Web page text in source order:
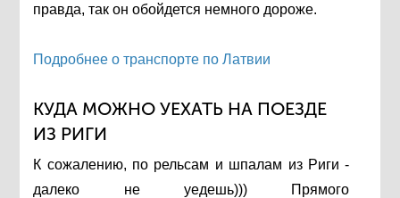
правда, так он обойдется немного дороже.
Подробнее о транспорте по Латвии
КУДА МОЖНО УЕХАТЬ НА ПОЕЗДЕ
ИЗ РИГИ
К сожалению, по рельсам и шпалам из Риги -
далеко не уедешь))) Прямого